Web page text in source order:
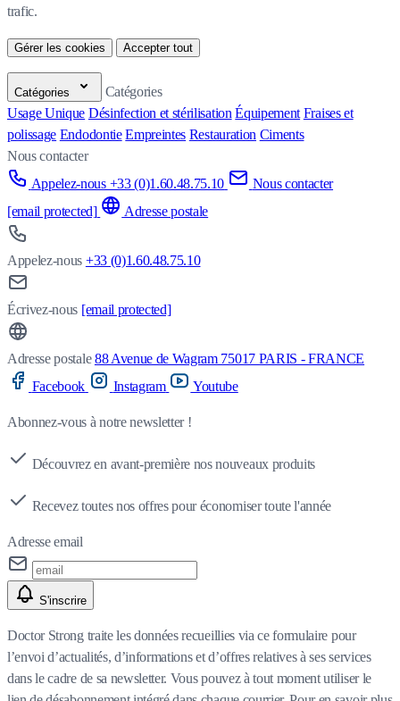
trafic.
Gérer les cookies Accepter tout
Catégories
Catégories
Usage Unique Désinfection et stérilisation Équipement Fraises et
polissage Endodontie Empreintes Restauration Ciments
Nous contacter
Appelez-nous +33 (0)1.60.48.75.10
Nous contacter
[email protected]
Adresse postale
Appelez-nous +33 (0)1.60.48.75.10
Écrivez-nous [email protected]
Adresse postale 88 Avenue de Wagram 75017 PARIS - FRANCE
Facebook
Instagram Youtube
Abonnez-vous à notre newsletter !
Découvrez en avant-première nos nouveaux produits
Recevez toutes nos offres pour économiser toute l'année
Adresse email
S'inscrire
Doctor Strong traite les données recueillies via ce formulaire pour
l’envoi d’actualités, d’informations et d’offres relatives à ses services
dans le cadre de sa newsletter. Vous pouvez à tout moment utiliser le